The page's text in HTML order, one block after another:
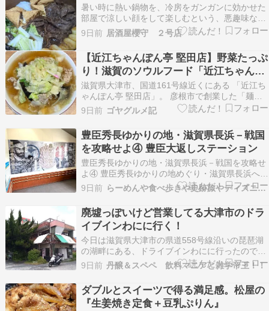
暑い時に熱い鍋物を、冷房をガンガンに効かせた
部屋で涼しい顔をして楽しむという、悪趣味な大
名遊びが大好きなおっちゃんです。暑いので力が
付きそうなものを食べようということで、おっち
ゃんが牛肉代を提供しまして嫁たぬきと「すき焼
き」を楽しみました。嫁たぬきの故郷の滋賀で
は、すき焼きのこ…
9日前 居酒屋櫻守 ２号店
【近江ちゃんぽん亭 堅田店】野菜たっぷ
り！滋賀のソウルフード「近江ちゃんぽ
ん」を味わう（滋賀県大津市）
滋賀県大津市、国道161号線近くにある 「近江ち
ゃんぽん亭 堅田店」。 彦根市で創業した「麺類
をかべ」をルーツに持つ、 滋賀のソウルフード
「近江ちゃんぽん」を味わえる人気店です。 滋賀
県内をはじめ、関西・東海エリアを中心に店舗を
展開しており、 これまで別店舗も含め何度か訪問
して…
9日前 ゴヤグルメ記
豊臣秀長ゆかりの地・滋賀県長浜－戦国
を攻略せよ④ 豊臣大返しステーション
豊臣秀長ゆかりの地・滋賀県長浜－戦国を攻略せ
よ④ 豊臣秀長ゆかりの地めぐり・滋賀県長浜へ日
帰り旅行に行ってきました。 木ノ本駅に移動し、
「豊臣大返しステーション」の展示、ランチを頂
きます。「賤ヶ岳戦国ステーション」へ巡った記
事はこちらをご覧ください。（記事はこちら →）
木ノ本…
9日前 らーめんや食べ歩きや史跡旅やディズニーのブログ
廃墟っぽいけど営業してる大津市のドラ
イブインわにに行く！
今日は滋賀県大津市の県道558号線沿いの琵琶湖
の湖畔にある、ドライブインわにに行ったので紹
介します。ドライブインわにの「わに」はこの地
の地名でドライブインのすぐ近くにはJR和邇（わ
に）駅もあります。 ドライブインわにを訪れたの
は5月1日（金）13時過ぎドライブインわには見た
目、建…
9日前 丹醸＆スペペ 飲料マニアと雑学帝王！！
ダブルとスイーツで得る満足感。松屋の
『生姜焼き定食＋豆乳ぷりん』